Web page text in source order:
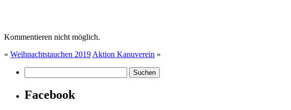
Kommentieren nicht möglich.
« Weihnachtstauchen 2019 Aktion Kanuverein »
Facebook